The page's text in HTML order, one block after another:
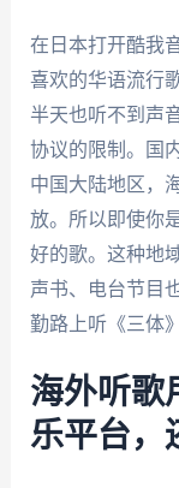
在日本打开酷我
喜欢的华语流行
半天也听不到声
协议的限制。国
中国大陆地区，
放。所以即使你
好的歌。这种地
声书、电台节目
勤路上听《三体
海外听歌
乐平台，